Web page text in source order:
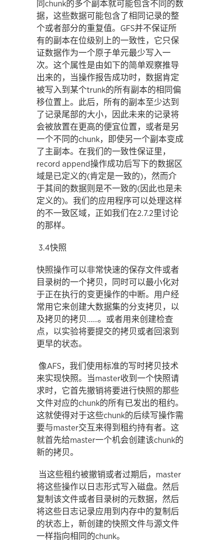
同chunk的多个副本就可能包含不同的数
据，这些数据可能包含了相同记录的整
个或者部分的重复值。GFS并不保证所
有的副本在位级别上的一致性，它只保
证数据作为一个原子单元最少写入一
次。这个属性是由如下的简单观察推导
出来的，当操作报告成功时，数据肯定
被写入到某个trunk的所有副本的相同偏
移位置上。此后，所有的副本至少达到
了记录尾部的大小，因此未来的记录将
会被放置在更高的便宜位置，或者是另
一个不同的chunk，即使另一个副本变成
了主副本。在我们的一致性保证里，
record append操作成功后写下的数据区
域是已定义的(肯定是一致的)，然而介
于其间的数据则是不一致的(因此也是未
定义的)。我们的应用程序可以处理这样
的不一致区域，正如我们在2.7.2里讨论
的那样。
3.4快照
快照操作可以非常快速的保存文件或者
目录树的一个拷贝，同时可以最小化对
于正在执行的变更操作的中断。用户经
常用它来创建大数据集的分支拷贝，以
及拷贝的拷贝……。或者用来创建检查
点，以实验将要提交的拷贝或者回滚到
更早的状态。
像AFS，我们使用标准的写时拷贝技术
来实现快照。当master收到一个快照请
求时，它首先撤销将要进行快照的那些
文件对应的chunk的所有已发出的租约。
这就使得对于这些chunk的后续写操作需
要与master交互来得到租约持有者。这
就首先给master一个机会创建该chunk的
新的拷贝。
当这些租约被撤销或者过期后，master
将这些操作以日志形式写入磁盘。然后
复制该文件或者目录树的元数据，然后
将这些日志记录应用到内存中的复制后
的状态上，新创建的快照文件与源文件
一样指向相同的chunk。